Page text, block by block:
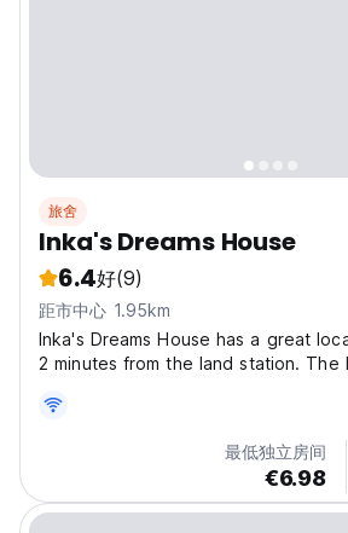
旅舍
Inka's Dreams House
6.4好(9)
距市中心 1.95km
Inka's Dreams House has a great
2 minutes from the land station. The
terrace with lake and mountain
desk and free WiFi. Each room at
最低独立房间
€6.98